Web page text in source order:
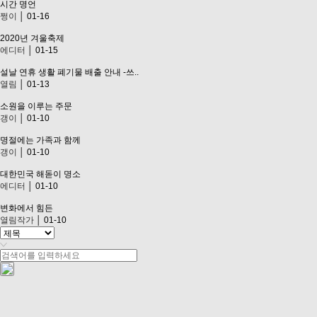
시간 명언
쩡이
│ 01-16
2020년 겨울축제
에디터
│ 01-15
설날 연휴 생활 폐기물 배출 안내 -쓰..
열림
│ 01-13
소원을 이루는 주문
갱이
│ 01-10
명절에는 가족과 함께
갱이
│ 01-10
대한민국 해돋이 명소
에디터
│ 01-10
변화에서 힘든
열림작가 │ 01-10